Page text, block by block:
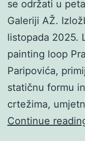
se održati u
Galeriji AŽ.
listopada 2025.
painting loop
Paripovića,
statičnu formu
crtežima,
Continue